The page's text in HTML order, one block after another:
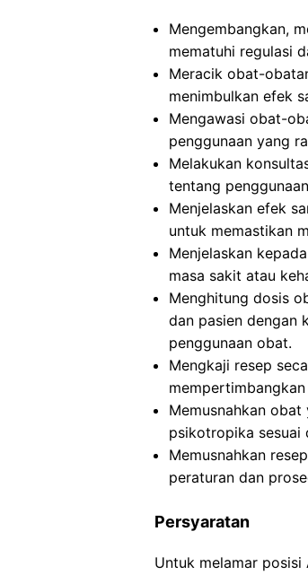
Mengembangkan,
mematuhi regulasi
Meracik obat-
menimbulkan efek
Mengawasi obat-
penggunaan yang
Melakukan
tentang
Menjelaskan efek
untuk memastikan
Menjelaskan
masa sakit atau
Menghitung dosis
dan pasien dengan
penggunaan obat.
Mengkaji resep
Memusnahkan
psikotropika sesuai
Memusnahkan
peraturan dan
Persyaratan
Untuk melamar